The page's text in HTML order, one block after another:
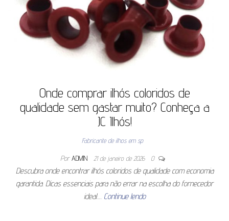
Onde comprar ilhós coloridos de
qualidade sem gastar muito? Conheça a
JC Ilhós!
Fabricante de ilhos em sp
Por ADMIN 21 de janeiro de 2026 0
Descubra onde encontrar ilhós coloridos de qualidade com economia
garantida. Dicas essenciais para não errar na escolha do fornecedor
ideal.… Continue lendo